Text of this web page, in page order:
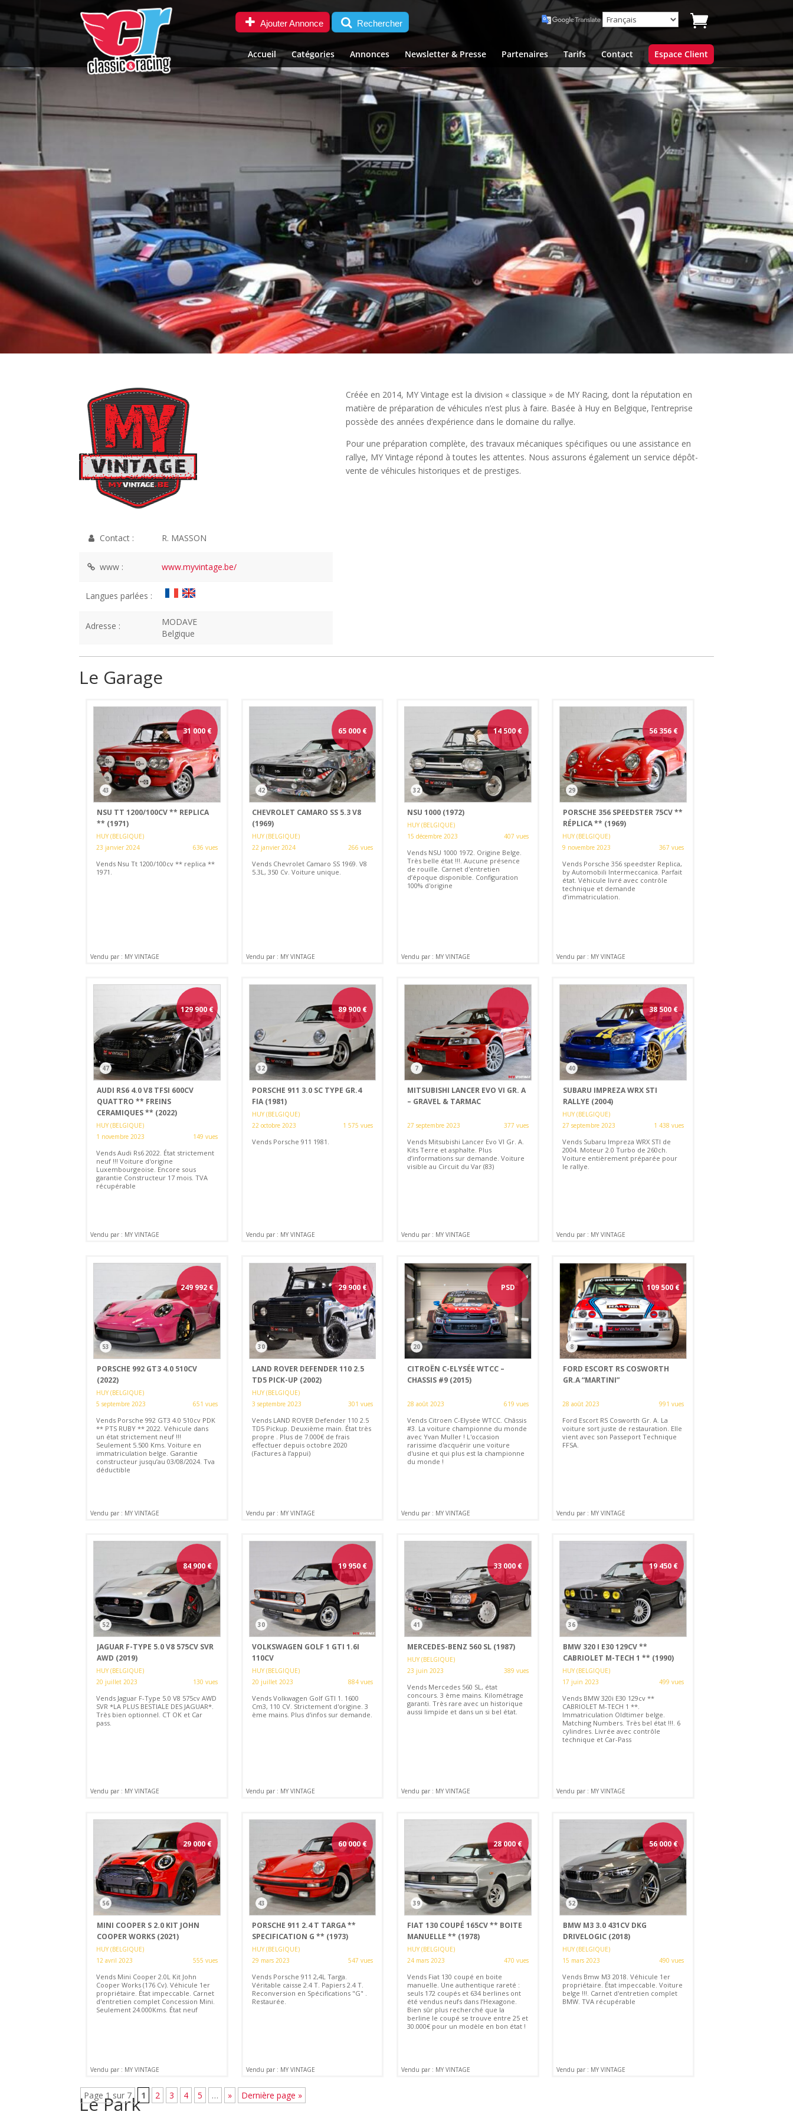
Ajouter Annonce Rechercher
Accueil Catégories Annonces Newsletter & Presse Partenaires Tarifs Contact Espace Client
Contact : R. MASSON
www : www.myvintage.be/
Langues parlées :
Adresse :
MODAVE
Belgique
Créée en 2014, MY Vintage est la division « classique » de MY Racing, dont la réputation en
matière de préparation de véhicules n’est plus à faire. Basée à Huy en Belgique, l’entreprise
possède des années d’expérience dans le domaine du rallye.
Pour une préparation complète, des travaux mécaniques spécifiques ou une assistance en
rallye, MY Vintage répond à toutes les attentes. Nous assurons également un service dépôt-
vente de véhicules historiques et de prestiges.
Le Garage
31 000€
43
NSU TT 1200/100CV ** REPLICA
** (1971)
HUY (BELGIQUE)
23 janvier 2024
636 vues
Vends Nsu Tt 1200/100cv ** replica **
1971.
Vendu par : MY VINTAGE
65 000€
42
CHEVROLET CAMARO SS 5.3 V8
(1969)
HUY (BELGIQUE)
22 janvier 2024
266 vues
Vends Chevrolet Camaro SS 1969. V8
5.3L, 350 Cv. Voiture unique.
Vendu par : MY VINTAGE
14 500€
32
NSU 1000 (1972)
HUY (BELGIQUE)
15 décembre 2023
407 vues
Vends NSU 1000 1972. Origine Belge.
Très belle état !!!. Aucune présence
de rouille. Carnet d'entretien
d’époque disponible. Configuration
100% d'origine
Vendu par : MY VINTAGE
56 356€
29
PORSCHE 356 SPEEDSTER 75CV **
RÉPLICA ** (1969)
HUY (BELGIQUE)
9 novembre 2023
367 vues
Vends Porsche 356 speedster Replica,
by Automobili Intermeccanica. Parfait
état. Véhicule livré avec contrôle
technique et demande
d’immatriculation.
Vendu par : MY VINTAGE
129 900 €
47
AUDI RS6 4.0 V8 TFSI 600CV
QUATTRO ** FREINS
CERAMIQUES ** (2022)
HUY (BELGIQUE)
1 novembre 2023
149 vues
Vends Audi Rs6 2022. État strictement
neuf !!! Voiture d'origine
Luxembourgeoise. Encore sous
garantie Constructeur 17 mois. TVA
récupérable
Vendu par : MY VINTAGE
89 900€
32
PORSCHE 911 3.0 SC TYPE GR.4
FIA (1981)
HUY (BELGIQUE)
22 octobre 2023
1 575 vues
Vends Porsche 911 1981.
Vendu par : MY VINTAGE
7
MITSUBISHI LANCER EVO VI GR. A
– GRAVEL & TARMAC
27 septembre 2023 377 vues
Vends Mitsubishi Lancer Evo VI Gr. A.
Kits Terre et asphalte. Plus
d’informations sur demande. Voiture
visible au Circuit du Var (83)
Vendu par : MY VINTAGE
38 500€
40
SUBARU IMPREZA WRX STI
RALLYE (2004)
HUY (BELGIQUE)
27 septembre 2023
1 438 vues
Vends Subaru Impreza WRX STI de
2004. Moteur 2.0 Turbo de 260ch.
Voiture entièrement préparée pour
le rallye.
Vendu par : MY VINTAGE
249 992 €
53
PORSCHE 992 GT3 4.0 510CV
(2022)
HUY (BELGIQUE)
5 septembre 2023
651 vues
Vends Porsche 992 GT3 4.0 510cv PDK
** PTS RUBY ** 2022. Véhicule dans
un état strictement neuf !!!
Seulement 5.500 Kms. Voiture en
immatriculation belge. Garantie
constructeur jusqu’au 03/08/2024. Tva
déductible
Vendu par : MY VINTAGE
29 900€
30
LAND ROVER DEFENDER 110 2.5
TD5 PICK-UP (2002)
HUY (BELGIQUE)
3 septembre 2023
301 vues
Vends LAND ROVER Defender 110 2.5
TD5 Pickup. Deuxième main. État très
propre . Plus de 7.000€ de frais
effectuer depuis octobre 2020
(Factures à l’appui)
Vendu par : MY VINTAGE
PSD
20
CITROËN C-ELYSÉE WTCC –
CHASSIS #9 (2015)
28 août 2023 619 vues
Vends Citroen C-Elysée WTCC. Châssis
#3. La voiture championne du monde
avec Yvan Muller ! L'occasion
rarissime d'acquérir une voiture
d'usine et qui plus est la championne
du monde !
Vendu par : MY VINTAGE
109 500€
8
FORD ESCORT RS COSWORTH
GR.A “MARTINI”
28 août 2023 991 vues
Ford Escort RS Cosworth Gr. A. La
voiture sort juste de restauration. Elle
vient avec son Passeport Technique
FFSA.
Vendu par : MY VINTAGE
84 900€
52
JAGUAR F-TYPE 5.0 V8 575CV SVR
AWD (2019)
HUY (BELGIQUE)
20 juillet 2023
130 vues
Vends Jaguar F-Type 5.0 V8 575cv AWD
SVR *LA PLUS BESTIALE DES JAGUAR*.
Très bien optionnel. CT OK et Car
pass.
Vendu par : MY VINTAGE
19 950€
30
VOLKSWAGEN GOLF 1 GTI 1.6I
110CV
HUY (BELGIQUE)
20 juillet 2023
884 vues
Vends Volkwagen Golf GTI 1. 1600
Cm3, 110 CV. Strictement d'origine. 3
ème mains. Plus d'infos sur demande.
Vendu par : MY VINTAGE
33 000 €
41
MERCEDES-BENZ 560 SL (1987)
HUY (BELGIQUE)
23 juin 2023
389 vues
Vends Mercedes 560 SL, état
concours. 3 ème mains. Kilométrage
garanti. Très rare avec un historique
aussi limpide et dans un si bel état.
Vendu par : MY VINTAGE
19 450€
36
BMW 320 I E30 129CV **
CABRIOLET M-TECH 1 ** (1990)
HUY (BELGIQUE)
17 juin 2023
499 vues
Vends BMW 320i E30 129cv **
CABRIOLET M-TECH 1 **.
Immatriculation Oldtimer belge.
Matching Numbers. Très bel état !!!. 6
cylindres. Livrée avec contrôle
technique et Car-Pass
Vendu par : MY VINTAGE
29 000€
56
MINI COOPER S 2.0 KIT JOHN
COOPER WORKS (2021)
HUY (BELGIQUE)
12 avril 2023
555 vues
Vends Mini Cooper 2.0L Kit John
Cooper Works (176 Cv). Véhicule 1er
propriétaire. État impeccable. Carnet
d'entretien complet Concession Mini.
Seulement 24.000Kms. État neuf
Vendu par : MY VINTAGE
60 000€
43
PORSCHE 911 2.4 T TARGA **
SPECIFICATION G ** (1973)
HUY (BELGIQUE)
29 mars 2023
547 vues
Vends Porsche 911 2,4L Targa.
Véritable caisse 2.4 T. Papiers 2.4 T.
Reconversion en Spécifications "G" .
Restaurée.
Vendu par : MY VINTAGE
28 000€
39
FIAT 130 COUPÉ 165CV ** BOITE
MANUELLE ** (1978)
HUY (BELGIQUE)
24 mars 2023
470 vues
Vends Fiat 130 coupé en boite
manuelle. Une authentique rareté :
seuls 172 coupés et 634 berlines ont
été vendus neufs dans l’Hexagone.
Bien sûr plus recherché que la
berline le coupé se trouve entre 25 et
30.000€ pour un modèle en bon état !
Vendu par : MY VINTAGE
56 000€
52
BMW M3 3.0 431CV DKG
DRIVELOGIC (2018)
HUY (BELGIQUE)
15 mars 2023
490 vues
Vends Bmw M3 2018. Véhicule 1er
propriétaire. État impeccable. Voiture
belge !!!. Carnet d'entretien complet
BMW. TVA récupérable
Vendu par : MY VINTAGE
Page 1 sur 7 1 2 3 4 5 … » Dernière page »
Le Park